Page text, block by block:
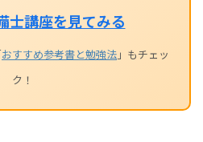
士講座を見てみる
おすすめ参考書と勉強法 」もチェッ
ク！